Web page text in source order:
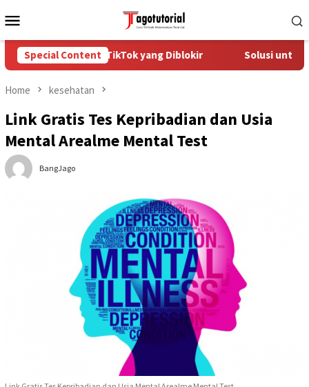
to
Menu
Special Content
Mengatasi Akun TikTok yang Diblokir Solusi untuk
Home kesehatan
Link Gratis Tes Kepribadian dan Usia
Mental Arealme Mental Test
BangJago